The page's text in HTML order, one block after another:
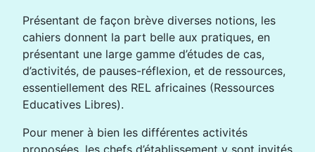
Présentant de façon brève diverses notions, les
cahiers donnent la part belle aux pratiques, en
présentant une large gamme d’études de cas,
d’activités, de pauses-réflexion, et de ressources,
essentiellement des REL africaines (Ressources
Educatives Libres).
Pour mener à bien les différentes activités
proposées, les chefs d’établissement y sont invités